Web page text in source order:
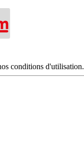
conditions d'utilisation.